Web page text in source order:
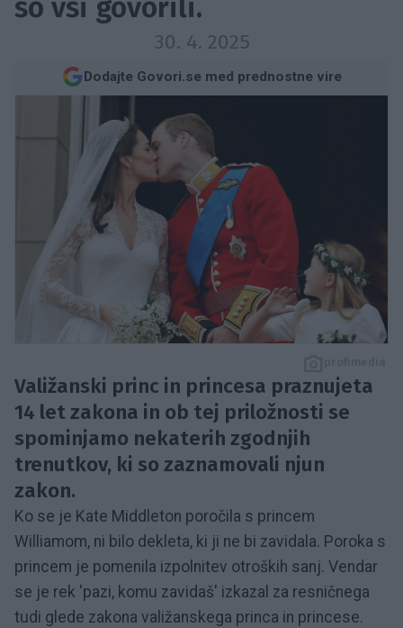
so vsi govorili.
30. 4. 2025
Dodajte Govori.se med prednostne vire
Valižanski princ in princesa praznujeta
14 let zakona in ob tej priložnosti se
spominjamo nekaterih zgodnjih
trenutkov, ki so zaznamovali njun
zakon.
Ko se je Kate Middleton poročila s princem
Williamom, ni bilo dekleta, ki ji ne bi zavidala. Poroka s
princem je pomenila izpolnitev otroških sanj. Vendar
se je rek 'pazi, komu zavidaš' izkazal za resničnega
tudi glede zakona valižanskega princa in princese.